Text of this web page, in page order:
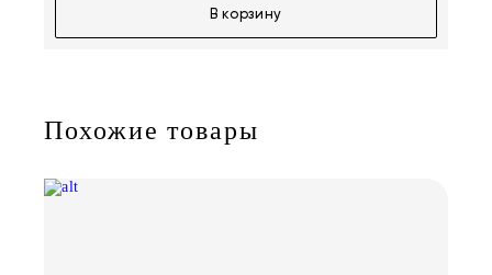
В корзину
Похожие товары